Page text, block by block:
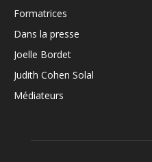
Formatrices
Dans la presse
Joelle Bordet
Judith Cohen Solal
Médiateurs